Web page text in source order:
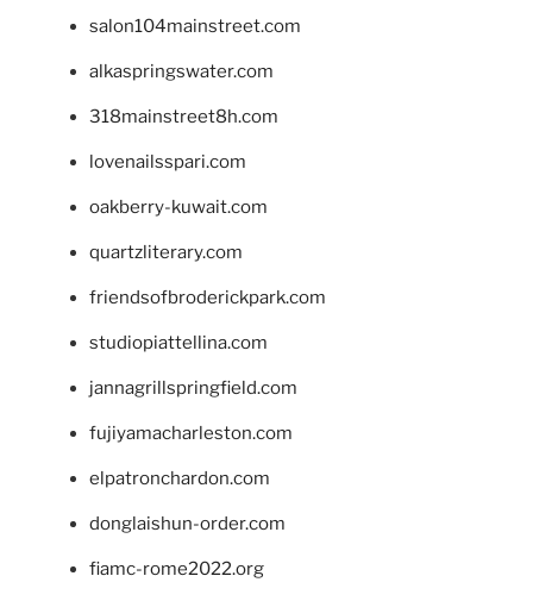
salon104mainstreet.com
alkaspringswater.com
318mainstreet8h.com
lovenailsspari.com
oakberry-kuwait.com
quartzliterary.com
friendsofbroderickpark.com
studiopiattellina.com
jannagrillspringfield.com
fujiyamacharleston.com
elpatronchardon.com
donglaishun-order.com
fiamc-rome2022.org